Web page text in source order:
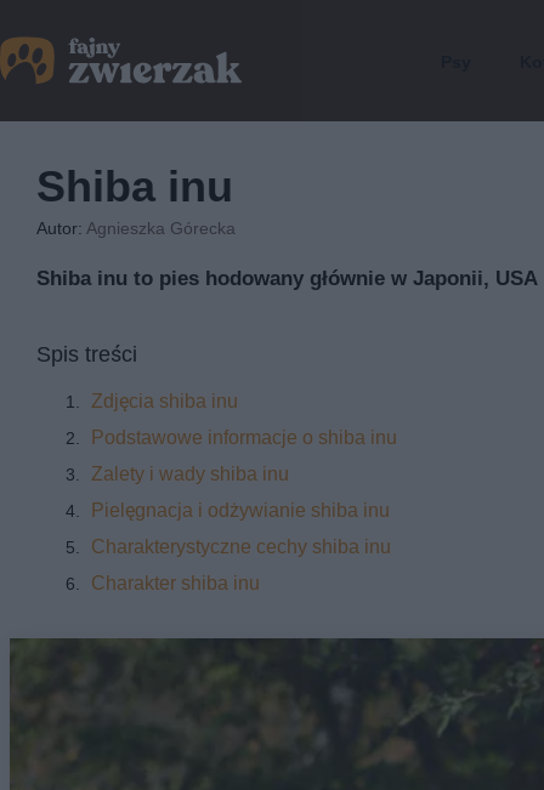
Shiba inu
Autor: Agnieszka Górecka
Shiba inu to pies hodowany głównie w Japonii,
Spis treści
Zdjęcia shiba inu
Podstawowe informacje o shiba inu
Zalety i wady shiba inu
Pielęgnacja i odżywianie shiba inu
Charakterystyczne cechy shiba inu
Charakter shiba inu